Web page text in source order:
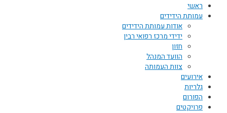
ראשי
עמותת הידידים
אודות עמותת הידידים
ידידי מרכז רפואי רבין
חזון
הוועד המנהל
צוות העמותה
אירועים
גלריות
הפורום
פרויקטים